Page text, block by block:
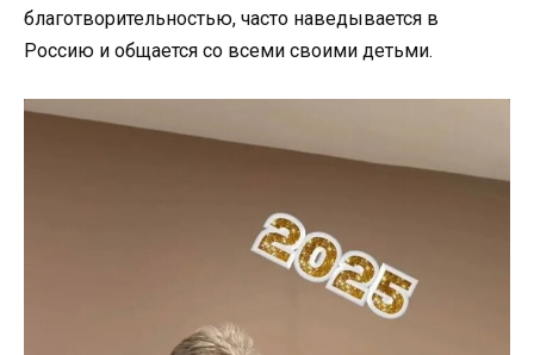
благотворительностью, часто наведывается в
Россию и общается со всеми своими детьми.